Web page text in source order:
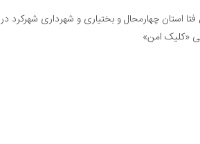
استان چهارمحال و بختیاری و شهرداری شهرکرد در
«کلیک امن»